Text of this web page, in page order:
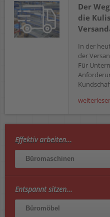
Der
die
In der
der
Für
Effektiv arbeiten...
Büromaschinen
Entspannt sitzen...
Büromöbel